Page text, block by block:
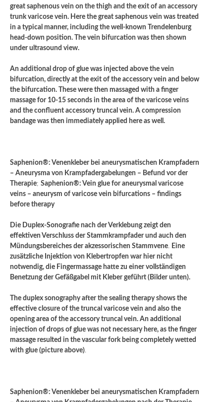
great saphenous vein on the thigh and the exit of an accessory
trunk varicose vein. Here the great saphenous vein was treated
in a typical manner, including the well-known Trendelenburg
head-down position. The vein bifurcation was then shown
under ultrasound view.
An additional drop of glue was injected above the vein
bifurcation, directly at the exit of the accessory vein and below
the bifurcation. These were then massaged with a finger
massage for 10-15 seconds in the area of ​​the varicose veins
and the confluent accessory truncal vein. A compression
bandage was then immediately applied here as well.
Saphenion®: Venenkleber bei aneurysmatischen Krampfadern
– Aneurysma von Krampfadergabelungen – Befund vor der
Therapie; Saphenion®: Vein glue for aneurysmal varicose
veins – aneurysm of varicose vein bifurcations – findings
before therapy
Die Duplex-Sonografie nach der Verklebung zeigt den
effektiven Verschluss der Stammkrampfader und auch den
Mündungsbereiches der akzessorischen Stammvene. Eine
zusätzliche Injektion von Klebertropfen war hier nicht
notwendig, die Fingermassage hatte zu einer vollständigen
Benetzung der Gefäßgabel mit Kleber geführt (Bilder unten).
The duplex sonography after the sealing therapy shows the
effective closure of the truncal varicose vein and also the
opening area of ​​the accessory truncal vein. An additional
injection of drops of glue was not necessary here, as the finger
massage resulted in the vascular fork being completely wetted
with glue (picture above).
Saphenion®: Venenkleber bei aneurysmatischen Krampfadern